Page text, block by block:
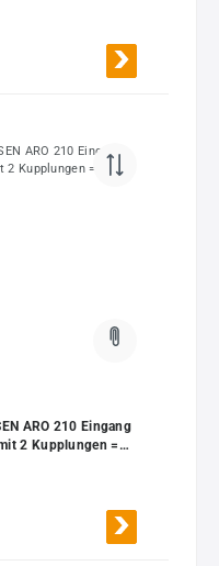
ARO 210 Eingang
2 Kupplungen =